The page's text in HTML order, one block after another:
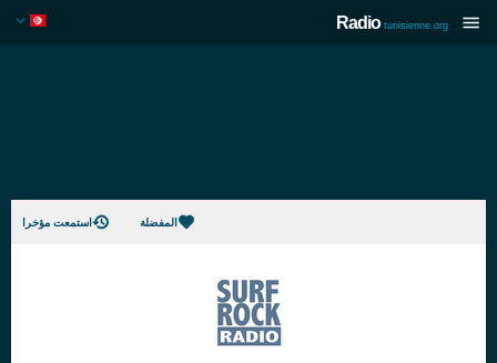
Radio tunisienne.org
المفضلة استمعت مؤخرا